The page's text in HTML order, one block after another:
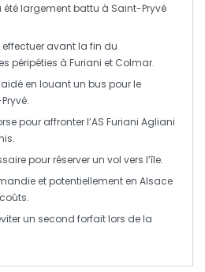
étélargement battu à Saint-Pryvé
avant la fin du
péripéties à Furiani et Colmar.
aidé en louant un bus pour le
pour affronter l’AS Furiani Agliani
pour réserver un vol vers l’île.
et potentiellement en Alsace
coûts.
un second forfaitlors de la